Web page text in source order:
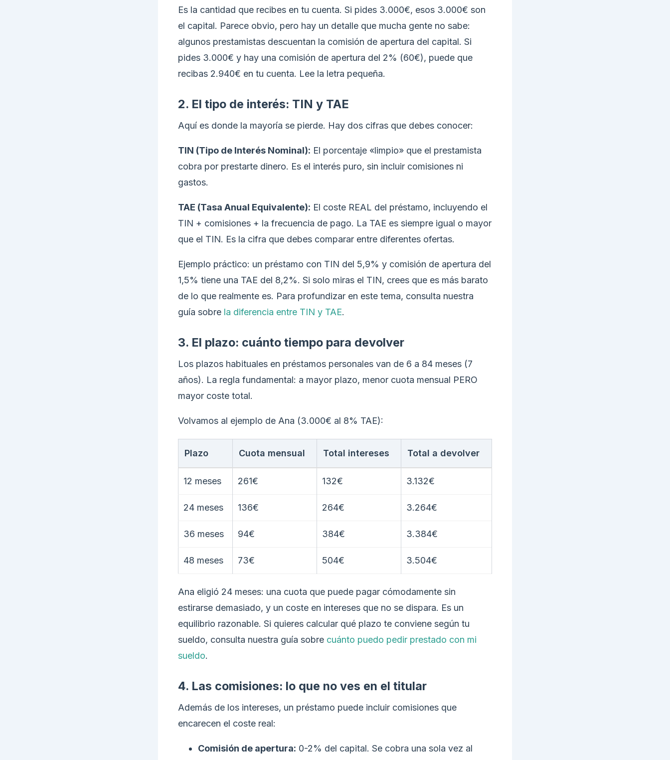
Es la cantidad que recibes en tu cuenta. Si pides 3.000€, esos 3.000€ son
el capital. Parece obvio, pero hay un detalle que mucha gente no sabe:
algunos prestamistas descuentan la comisión de apertura del capital. Si
pides 3.000€ y hay una comisión de apertura del 2% (60€), puede que
recibas 2.940€ en tu cuenta. Lee la letra pequeña.
2. El tipo de interés: TIN y TAE
Aquí es donde la mayoría se pierde. Hay dos cifras que debes conocer:
TIN (Tipo de Interés Nominal): El porcentaje «limpio» que el prestamista
cobra por prestarte dinero. Es el interés puro, sin incluir comisiones ni
gastos.
TAE (Tasa Anual Equivalente): El coste REAL del préstamo, incluyendo el
TIN + comisiones + la frecuencia de pago. La TAE es siempre igual o mayor
que el TIN. Es la cifra que debes comparar entre diferentes ofertas.
Ejemplo práctico: un préstamo con TIN del 5,9% y comisión de apertura del
1,5% tiene una TAE del 8,2%. Si solo miras el TIN, crees que es más barato
de lo que realmente es. Para profundizar en este tema, consulta nuestra
guía sobre la diferencia entre TIN y TAE.
3. El plazo: cuánto tiempo para devolver
Los plazos habituales en préstamos personales van de 6 a 84 meses (7
años). La regla fundamental: a mayor plazo, menor cuota mensual PERO
mayor coste total.
Volvamos al ejemplo de Ana (3.000€ al 8% TAE):
Plazo Cuota mensual Total intereses Total a devolver
12 meses 261€ 132€ 3.132€
24 meses 136€ 264€ 3.264€
36 meses 94€ 384€ 3.384€
48 meses 73€ 504€ 3.504€
Ana eligió 24 meses: una cuota que puede pagar cómodamente sin
estirarse demasiado, y un coste en intereses que no se dispara. Es un
equilibrio razonable. Si quieres calcular qué plazo te conviene según tu
sueldo, consulta nuestra guía sobre cuánto puedo pedir prestado con mi
sueldo.
4. Las comisiones: lo que no ves en el titular
Además de los intereses, un préstamo puede incluir comisiones que
encarecen el coste real:
Comisión de apertura: 0-2% del capital. Se cobra una sola vez al